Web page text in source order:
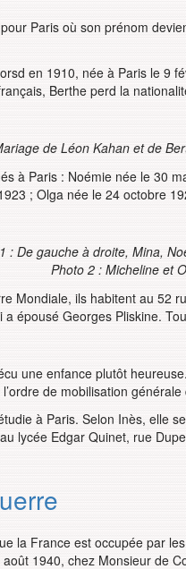
Paris où son prénom
en 1910, née à Paris le 9
Berthe perd la
de Léon Kahan et de
à Paris : Noémie née le 30
; Olga née le 24 octobre
: De gauche à droite, Mina,
Photo 2 : Micheline et
Mondiale, ils habitent au 52
épousé Georges Pliskine.
une enfance plutôt
de mobilisation
à Paris. Selon Inès, elle
lycée Edgar Quinet, rue
la France est occupée par
1940, chez Monsieur de